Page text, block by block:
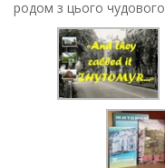
родом з цього чудового